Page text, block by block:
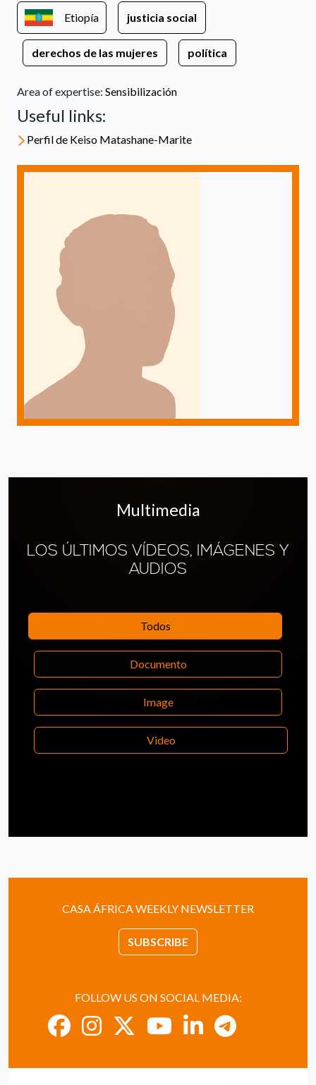
Etiopía justicia social
derechos de las mujeres política
Area of expertise: Sensibilización
Useful links:
Perfil de Keiso Matashane-Marite
Multimedia
LOS ÚLTIMOS VÍDEOS, IMÁGENES Y
AUDIOS
Todos
Documento
Image
Video
CASA ÁFRICA WEEKLY NEWSLETTER
SUBSCRIBE
FOLLOW US ON SOCIAL MEDIA: